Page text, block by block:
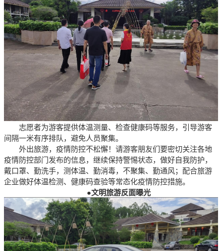
志愿者为游客提供体温测量、检查健康码等服务，引导游客
间隔一米有序排队，避免人员聚集。
外出旅游，疫情防控不松懈！请游客朋友们要密切关注各地
疫情防控部门发布的信息，继续保持警惕状态，做好自我防护，
戴口罩、勤洗手，测体温、勤消毒，不聚集、勤通风；配合旅游
企业做好体温检测、健康码查验等常态化疫情防控措施。
●文明旅游反面曝光